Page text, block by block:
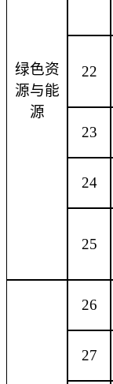
绿色资
源与能
源
22
23
24
25
26
27